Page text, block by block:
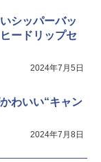
シッパーバッ
ードリップセ
2024年7月5日
わいい“キャン
2024年7月8日